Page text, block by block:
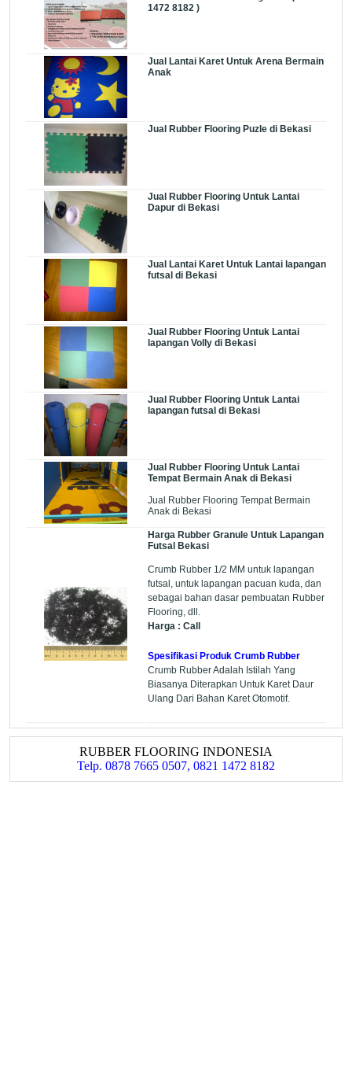
1472 8182 )
Jual Lantai Karet Untuk Arena Bermain
Anak
Jual Rubber Flooring Puzle di Bekasi
Jual Rubber Flooring Untuk Lantai
Dapur di Bekasi
Jual Lantai Karet Untuk Lantai lapangan
futsal di Bekasi
Jual Rubber Flooring Untuk Lantai
lapangan Volly di Bekasi
Jual Rubber Flooring Untuk Lantai
lapangan futsal di Bekasi
Jual Rubber Flooring Untuk Lantai
Tempat Bermain Anak di Bekasi
Jual Rubber Flooring Tempat Bermain
Anak di Bekasi
Harga Rubber Granule Untuk Lapangan
Futsal Bekasi
Crumb Rubber 1/2 MM untuk lapangan
futsal, untuk lapangan pacuan kuda, dan
sebagai bahan dasar pembuatan Rubber
Flooring, dll.
Harga : Call
Spesifikasi Produk Crumb Rubber
Crumb Rubber Adalah Istilah Yang
Biasanya Diterapkan Untuk Karet Daur
Ulang Dari Bahan Karet Otomotif.
RUBBER FLOORING INDONESIA
Telp. 0878 7665 0507, 0821 1472 8182